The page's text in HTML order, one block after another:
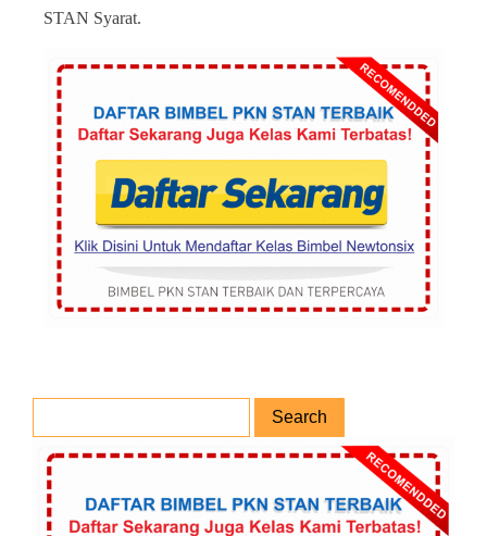
STAN Syarat.